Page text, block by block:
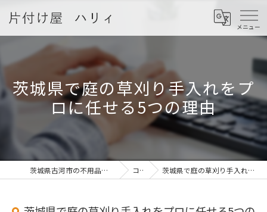
茨城県で庭の草刈り手入れをプ
ロに任せる5つの理由
茨城県古河市の不用品回収なら片付け屋 ハリィ コラム 茨城県で庭の草刈り手入れをプロに任せる5つの理由